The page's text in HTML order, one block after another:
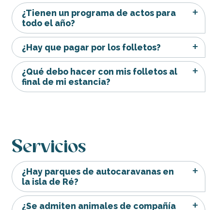
¿Tienen un programa de actos para
todo el año?
¿Hay que pagar por los folletos?
¿Qué debo hacer con mis folletos al
final de mi estancia?
Servicios
¿Hay parques de autocaravanas en
la isla de Ré?
¿Se admiten animales de compañía